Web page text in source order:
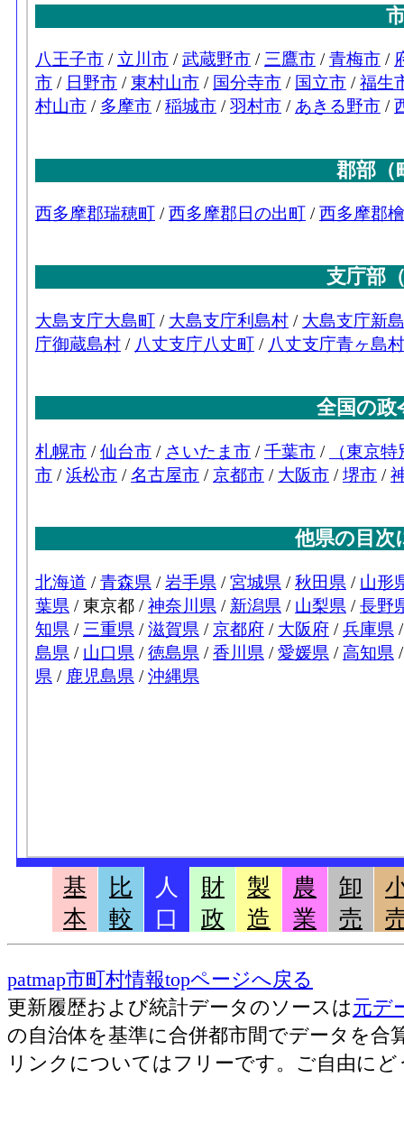
基
本
比
較
人
口
財
政
製
造
農
業
卸
売
patmap市町村情報topページへ戻る
更新履歴および統計データのソースは元デ
の自治体を基準に合併都市間でデータを合
リンクについてはフリーです。ご自由にど